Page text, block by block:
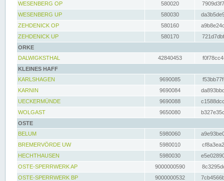
WESENBERG OP
580020
WESENBERG UP
580030
ZEHDENICK OP
580160
ZEHDENICK UP
580170
ORKE
DALWIGKSTHAL
42840453
KLEINES HAFF
KARLSHAGEN
9690085
KARNIN
9690084
UECKERMÜNDE
9690088
WOLGAST
9650080
OSTE
BELUM
5980060
BREMERVÖRDE UW
5980010
HECHTHAUSEN
5980030
OSTE-SPERRWERK AP
9000000590
OSTE-SPERRWERK BP
9000000532